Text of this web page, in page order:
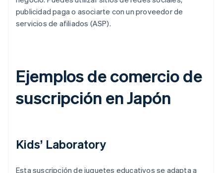
publicidad paga o asociarte con un proveedor de
servicios de afiliados (ASP).
Ejemplos de comercio de
suscripción en Japón
Kids’ Laboratory
Esta suscripción de juguetes educativos se adapta a